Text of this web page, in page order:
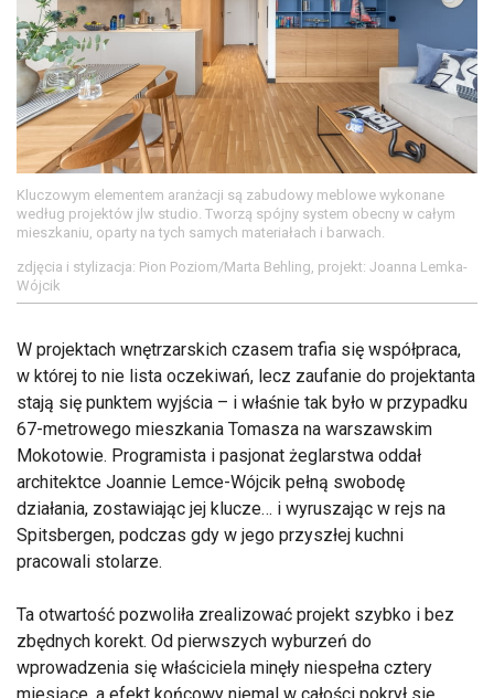
Kluczowym elementem aranżacji są zabudowy meblowe wykonane
według projektów jlw studio. Tworzą spójny system obecny w całym
mieszkaniu, oparty na tych samych materiałach i barwach.
zdjęcia i stylizacja: Pion Poziom/Marta Behling, projekt: Joanna Lemka-
Wójcik
W projektach wnętrzarskich czasem trafia się współpraca,
w której to nie lista oczekiwań, lecz zaufanie do projektanta
stają się punktem wyjścia – i właśnie tak było w przypadku
67-metrowego mieszkania Tomasza na warszawskim
Mokotowie. Programista i pasjonat żeglarstwa oddał
architektce Joannie Lemce-Wójcik pełną swobodę
działania, zostawiając jej klucze… i wyruszając w rejs na
Spitsbergen, podczas gdy w jego przyszłej kuchni
pracowali stolarze.
Ta otwartość pozwoliła zrealizować projekt szybko i bez
zbędnych korekt. Od pierwszych wyburzeń do
wprowadzenia się właściciela minęły niespełna cztery